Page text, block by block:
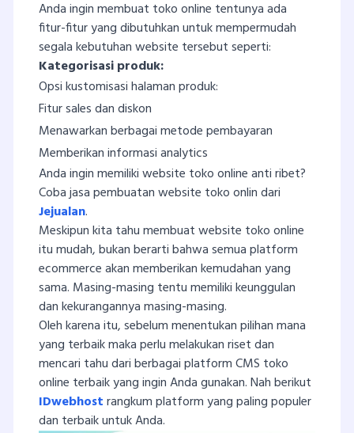
Anda ingin membuat toko online tentunya ada
fitur-fitur yang dibutuhkan untuk mempermudah
segala kebutuhan website tersebut seperti:
Kategorisasi produk:
Opsi kustomisasi halaman produk:
Fitur sales dan diskon
Menawarkan berbagai metode pembayaran
Memberikan informasi analytics
Anda ingin memiliki website toko online anti ribet?
Coba jasa pembuatan website toko onlin dari
Jejualan.
Meskipun kita tahu membuat website toko online
itu mudah, bukan berarti bahwa semua platform
ecommerce akan memberikan kemudahan yang
sama. Masing-masing tentu memiliki keunggulan
dan kekurangannya masing-masing.
Oleh karena itu, sebelum menentukan pilihan mana
yang terbaik maka perlu melakukan riset dan
mencari tahu dari berbagai platform CMS toko
online terbaik yang ingin Anda gunakan. Nah berikut
IDwebhostrangkum platform yang paling populer
dan terbaik untuk Anda.